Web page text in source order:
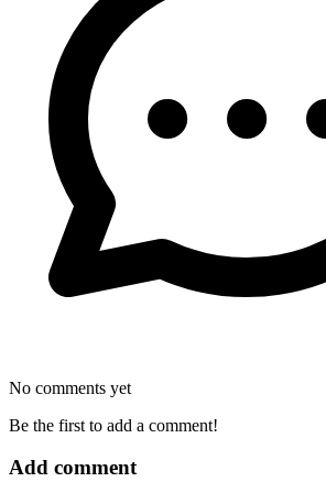
No comments yet
Be the first to add a comment!
Add comment